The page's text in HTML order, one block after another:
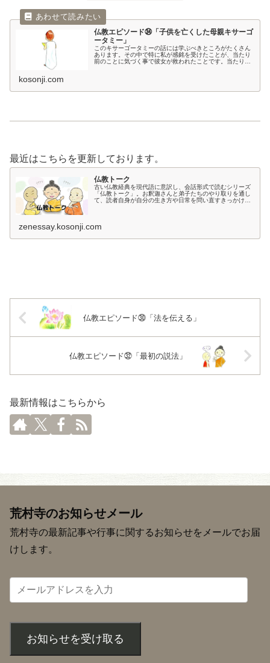
仏教エピソード㉞「子供を亡くした母親キサーゴ
ータミー」
このキサーゴータミーの話には学ぶべきところがたくさん
あります。その中で特に私が感銘を受けたことが、当たり
前のことに気づく事で彼女が救われたことです。当たり前
kosonji.com
最近はこちらを更新しております。
仏教トーク
古い仏教経典を現代語に意訳し、会話形式で読むシリーズ
「仏教トーク」。お釈迦さんと弟子たちのやり取りを通し
て、読者自身が自分の生き方や日常を問い直すきっかけを
zenessay.kosonji.com
仏教エピソード㉚「法を伝える」
仏教エピソード㉜「最初の説法」
最新情報はこちらから
荒村寺のお知らせメール
荒村寺の最新記事や行事に関するお知らせをメールでお届
けします。
お知らせを受け取る